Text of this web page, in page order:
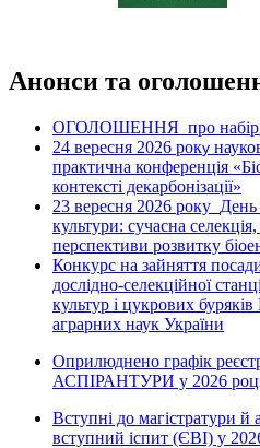
Анонси та
ОГОЛОШЕННЯ про набір
24 вересня 2026 року
практична конференція
контексті декарбонізації»
23 вересня 2026 року День
культури: сучасна
перспективи розвитку
Конкурс на зайняття
дослідно-селекційної
культур і цукрових буряків
аграрних наук України
Оприлюднено графік
АСПІРАНТУРИ у 2026
Вступні до магістратури
вступний іспит (ЄВІ) у